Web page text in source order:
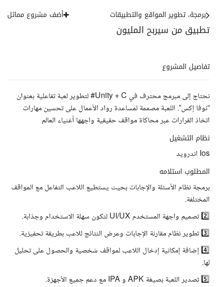
تطبيق من سيربح المليون
برمجة، تطوير المواقع والتطبيقات أضف مشروع مماثل
تفاصيل المشروع
نحتاج إلى مبرمج محترف في Unity + C# لتطوير لعبة تفاعلية بعنوان
“نوفا إكس”. اللعبة مصممة لمساعدة رواد الأعمال على تحسين مهارات
اتخاذ القرارات عبر محاكاة مواقف حقيقية واجهها أغنياء العالم
نظام التشغيل
Ios اندرويد
المطلوب استلامه
برمجة نظام الأسئلة والإجابات بحيث يستطيع اللاعب التفاعل مع المواقف
المختلفة.
2️⃣ تصميم واجهة المستخدم UI/UX لتكون سهلة الاستخدام وجذابة.
3️⃣ تطوير نظام مقارنة الإجابات وعرض النتائج للاعب بطريقة تحفيزية.
4️⃣ إضافة إمكانية إدخال اللاعب لمواقف شخصية والحصول على تحليل
لها.
5️⃣ تصدير اللعبة بصيغة APK و IPA مع دعم جميع الأجهزة.